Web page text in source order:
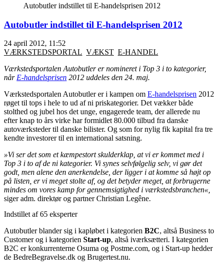
Autobutler indstillet til E-handelsprisen 2012
Autobutler indstillet til E-handelsprisen 2012
24 april 2012, 11:52
VÆRKSTEDSPORTAL VÆKST E-HANDEL
Værkstedsportalen Autobutler er nomineret i Top 3 i to kategorier,
nårE-handelsprisen 2012 uddeles den 24. maj.
Værkstedsportalen Autobutler er i kampen om E-handelsprisen 2012
røget til tops i hele to ud af ni priskategorier. Det vækker både
stolthed og jubel hos det unge, engagerede team, der allerede nu
efter knap to års virke har formidlet 80.000 tilbud fra danske
autoværksteder til danske bilister. Og som for nylig fik kapital fra tre
kendte investorer til en international satsning.
»Vi ser det som et kæmpestort skulderklap, at vi er kommet med i
Top 3 i to af de ni kategorier. Vi synes selvfølgelig selv, vi gør det
godt, men alene den anerkendelse, der ligger i at komme så højt op
på listen, er vi meget stolte af, og det betyder meget, at forbrugerne
mindes om vores kamp for gennemsigtighed i værkstedsbranchen«,
siger adm. direktør og partner Christian Legêne.
Indstillet af 65 eksperter
Autobutler blander sig i kapløbet i kategorien B2C, altså Business to
Customer og i kategorien Start-up, altså iværksætteri. I kategorien
B2C er konkurrenterne Osuma og Postme.com, og i Start-up hedder
de BedreBegravelse.dk og Brugertest.nu.